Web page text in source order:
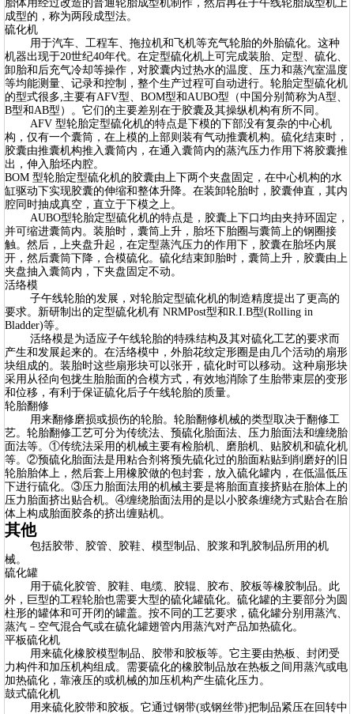
胎体用经过改造的普通轮胎成型机制作，然后再在子午线轮胎成型机上
成型的，称为两段成型法。
硫化机
用于汽车、工程车、拖拉机和飞机等充气轮胎的外胎硫化。这种
机器出现于20世纪40年代。在定型硫化机上可完成装胎、定型、硫化、
卸胎和后充气冷却等操作，对胶囊内过热水的温度、压力和蒸汽室温度
等均能测量、记录和控制，整个生产过程可自动进行。轮胎定型硫化机
的型式很多,主要有AFV型、BOM型和AUBO型（中国分别简称为A型、
B型和AB型）。它们的主要差别在于胶囊及其操纵机构有所不同。
AFV 型轮胎定型硫化机的特点是下模的下部没有复杂的中心机
构，仅有一个囊筒，在上模的上部则装有气动推囊机构。硫化结束时，
胶囊由推囊机构推入囊筒内，在通入囊筒内的蒸汽压力作用下将胶囊推
出，伸入胎坯内腔。
BOM 型轮胎定型硫化机的胶囊由上下两个夹盘固定，在中心机构的水
缸驱动下实现胶囊的伸缩和整体升降。在装卸轮胎时，胶囊伸直，其内
腔同时抽成真空，直立于下模之上。
AUBO型轮胎定型硫化机的特点是，胶囊上下口均由夹持环固定，
并可缩进囊筒内。装胎时，囊筒上升，胎坯下胎圈与囊筒上的钢圈接
触。然后，上夹盘升起，在定型蒸汽压力的作用下，胶囊在胎坯内展
开，然后囊筒下降，合模硫化。硫化结束卸胎时，囊筒上升，胶囊由上
夹盘抽入囊筒内，下夹盘固定不动。
活络模
子午线轮胎的发展，对轮胎定型硫化机的制造精度提出了更高的
要求。新研制出的定型硫化机有 NRMPost型和R.I.B型(Rolling in
Bladder)等。
活络模是为适应子午线轮胎的特殊结构及其对硫化工艺的要求而
产生和发展起来的。在活络模中，外胎花纹定形圈是由几个活动的扇形
块组成的。装胎时这些扇形块可以张开，硫化时可以移动。这种扇形块
采用从径向包拢生胎胎面的合模方式，有效地消除了生胎带束层的变形
和位移，有利于保证硫化后子午线轮胎的质量。
轮胎翻修
用来翻修磨损或损伤的轮胎。轮胎翻修机械的类型取决于翻修工
艺。轮胎翻修工艺可分为传统法、预硫化胎面法、压力胎面法和缠绕胎
面法等。①传统法采用的机械主要有检胎机、磨胎机、贴胶机和硫化机
等。②预硫化胎面法是用粘合剂将预先硫化过的胎面粘贴到削磨好的旧
轮胎胎体上，然后套上用橡胶做的包封套，放入硫化罐内，在低温低压
下进行硫化。③压力胎面法用的机械主要是将胎面直接挤贴在胎体上的
压力胎面挤出贴合机。④缠绕胎面法用的是以小胶条缠绕方式贴合在胎
体上构成胎面胶条的挤出缠贴机。
其他
包括胶带、胶管、胶鞋、模型制品、胶浆和乳胶制品所用的机
械。
硫化罐
用于硫化胶管、胶鞋、电缆、胶辊、胶布、胶板等橡胶制品。此
外，巨型的工程轮胎也需要大型的硫化罐硫化。硫化罐的主要部分为圆
柱形的罐体和可开闭的罐盖。按不同的工艺要求，硫化罐分别用蒸汽、
蒸汽－空气混合气或在硫化罐翅管内用蒸汽对产品加热硫化。
平板硫化机
用来硫化橡胶模型制品、胶带和胶板等。它主要由热板、封闭受
力构件和加压机构组成。需要硫化的橡胶制品放在热板之间用蒸汽或电
加热硫化，靠液压的或机械的加压机构产生硫化压力。
鼓式硫化机
用来硫化胶带和胶板。它通过钢带(或钢丝带)把制品紧压在回转中